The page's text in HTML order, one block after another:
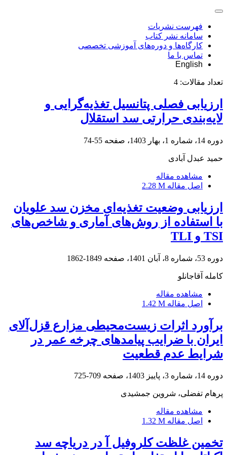
فهرست نشریات
سامانه نشر کتاب
کارگاه‌ها و دوره‌های آموزشی تخصصی
تماس با ما
English
تعداد مقالات: 4
ارزیابی فصلی پتانسیل تغذیه‌گرایی و
لایه‌بندی حرارتی سد استقلال
دوره 14، شماره 1، بهار 1403، صفحه 55-74
حمید عبدل آبادی
مشاهده مقاله
اصل مقاله 2.28 M
ارزیابی وضعیت تغذیه‌ای مخزن سد علویان
با استفاده از روش‌های آماری و شاخص‌های
TSI و TLI
دوره 53، شماره 8، آبان 1401، صفحه 1849-1862
کامله آقاجانلو
مشاهده مقاله
اصل مقاله 1.42 M
برآورد اثرات زیست‌محیطی مزارع قزل‌آلای
ایران با ضرایب پیامدهای چرخه عمر در
شرایط عدم قطعیت
دوره 14، شماره 3، پاییز 1403، صفحه 709-725
پرهام تفضلی، شروین جمشیدی
مشاهده مقاله
اصل مقاله 1.32 M
تخمین غلظت کلروفیل آ در دریاچه سد